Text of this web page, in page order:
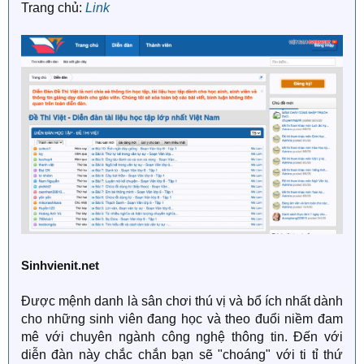
Trang chủ: Link
Sinhvienit.net
Được mệnh danh là sân chơi thú vị và bổ ích nhất dành
cho những sinh viên đang học và theo đuổi niềm đam
mê với chuyên ngành công nghệ thông tin. Đến với
diễn đàn này chắc chắn bạn sẽ "choáng" với ti tỉ thứ